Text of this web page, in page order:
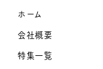
ホーム
会社概要
特集一覧